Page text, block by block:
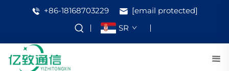
+86-18168703229
[email protected]
SR